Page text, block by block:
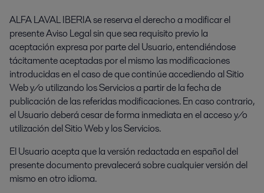
ALFA LAVAL IBERIA se reserva el derecho a modificar el
presente Aviso Legal sin que sea requisito previo la
aceptación expresa por parte del Usuario, entendiéndose
tácitamente aceptadas por el mismo las modificaciones
introducidas en el caso de que continúe accediendo al Sitio
Web y/o utilizando los Servicios a partir de la fecha de
publicación de las referidas modificaciones. En caso contrario,
el Usuario deberá cesar de forma inmediata en el acceso y/o
utilización del Sitio Web y los Servicios.
El Usuario acepta que la versión redactada en español del
presente documento prevalecerá sobre cualquier versión del
mismo en otro idioma.